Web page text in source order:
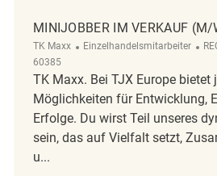
MINIJOBBER IM VERKAUF
TK Maxx Einzelhandelsmitarbeiter
60385
TK Maxx. Bei TJX Europe bietet
Möglichkeiten für Entwicklung,
Erfolge. Du wirst Teil unseres
sein, das auf Vielfalt setzt,
u...